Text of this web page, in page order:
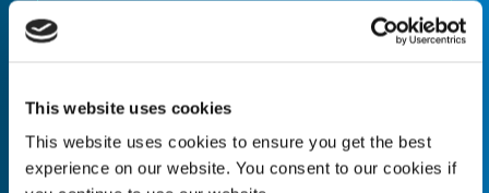
This website uses cookies
This website uses cookies to ensure you get the best
experience on our website. You consent to our cookies if
Quantity* Unit of Measure*